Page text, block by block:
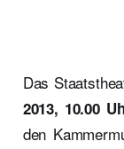
Das
2013, 10.00
den